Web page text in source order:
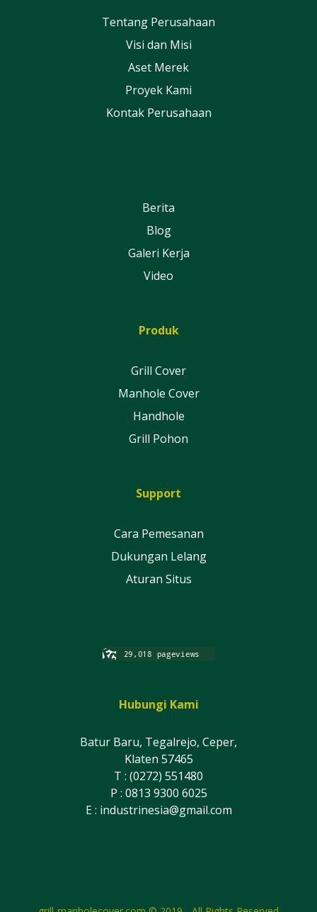
Tentang Perusahaan
Visi dan Misi
Aset Merek
Proyek Kami
Kontak Perusahaan
Berita
Blog
Galeri Kerja
Video
Produk
Grill Cover
Manhole Cover
Handhole
Grill Pohon
Support
Cara Pemesanan
Dukungan Lelang
Aturan Situs
Hubungi Kami
Batur Baru, Tegalrejo, Ceper,
Klaten 57465
T : (0272) 551480
P : 0813 9300 6025
E : industrinesia@gmail.com